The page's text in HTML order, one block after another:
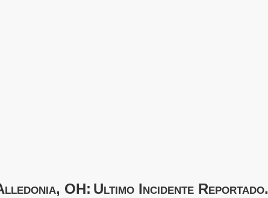
OH: Ultimo Incidente Reportado.